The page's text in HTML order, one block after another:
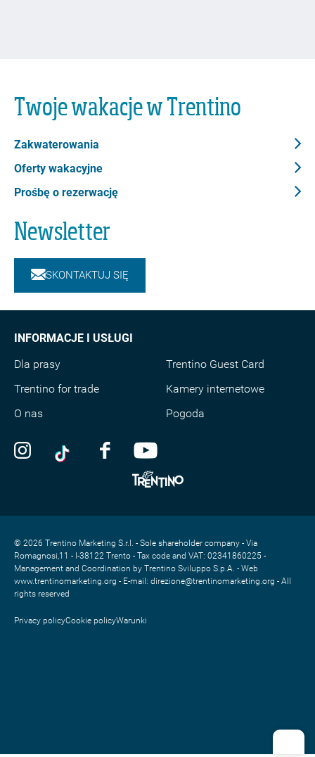
Twoje wakacje w Trentino
Zakwaterowania
Oferty wakacyjne
Prośbę o rezerwację
Newsletter
SKONTAKTUJ SIĘ
INFORMACJE I USŁUGI
Dla prasy
Trentino for trade
O nas
Trentino Guest Card
Kamery internetowe
Pogoda
© 2026 Trentino Marketing S.r.l. - Sole shareholder company - Via
Romagnosi,11 - I-38122 Trento - Tax code and VAT: 02341860225 -
Management and Coordination by Trentino Sviluppo S.p.A. - Web
www.trentinomarketing.org - E-mail: direzione@trentinomarketing.org - All
rights reserved
Privacy policyCookie policyWarunki